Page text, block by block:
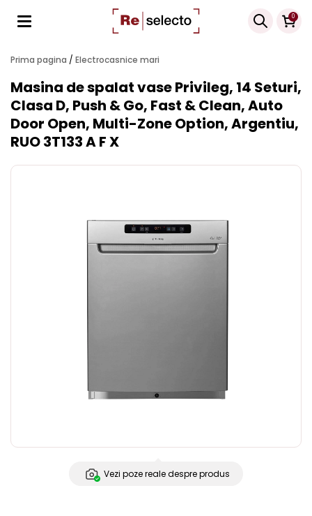
0
Products
search
Prima pagina / Electrocasnice mari
Masina de spalat vase Privileg, 14 Seturi,
Clasa D, Push & Go, Fast & Clean, Auto
Door Open, Multi-Zone Option, Argentiu,
RUO 3T133 A F X
Vezi poze reale despre produs